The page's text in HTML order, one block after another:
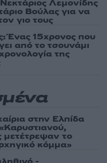
Λεμονίδης
Βούλας για να
γιο τους
Ένας 15χρονος που
από το τσουνάμι
της
στην Ελπίδα
μετέτρεψαν το
κόμμα»